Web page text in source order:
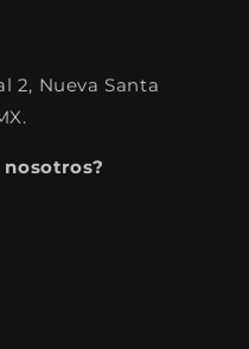
2, Nueva Santa
nosotros?